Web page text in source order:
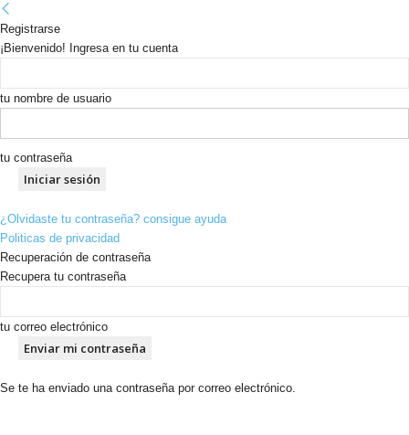
Registrarse
¡Bienvenido! Ingresa en tu cuenta
tu nombre de usuario
tu contraseña
¿Olvidaste tu contraseña? consigue ayuda
Politicas de privacidad
Recuperación de contraseña
Recupera tu contraseña
tu correo electrónico
Se te ha enviado una contraseña por correo electrónico.